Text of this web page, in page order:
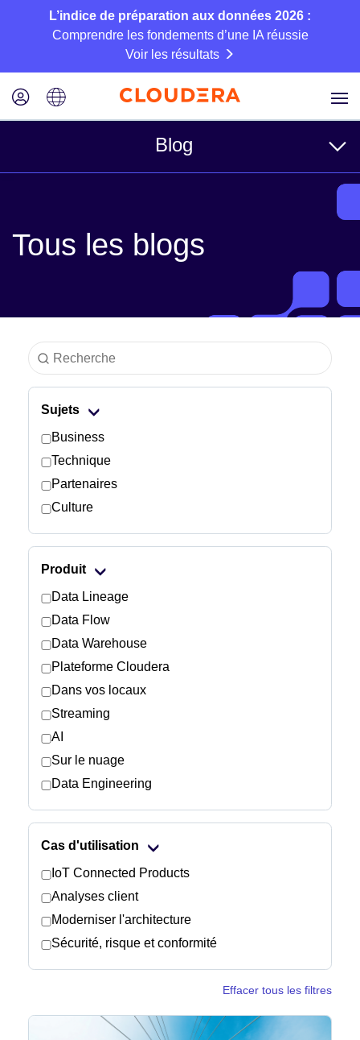
L’indice de préparation aux données 2026 :
Comprendre les fondements d’une IA réussie
Voir les résultats
Blog
Business
Industrie
Services financiers
Industrie manufacturière
Assurance
Télécommunications
Technologie
Secteur public
Santé
Éducation
Salle de presse
Tous les blogs
Sujets
Business
Technique
Partenaires
Culture
Produit
Data Lineage
Data Flow
Data Warehouse
Plateforme Cloudera
Dans vos locaux
Streaming
AI
Sur le nuage
Data Engineering
Cas d'utilisation
IoT Connected Products
Analyses client
Moderniser l'architecture
Sécurité, risque et conformité
Effacer tous les filtres